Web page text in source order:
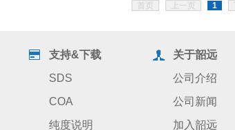
首页 上一页 1
支持&下载
SDS
COA
纯度说明
关于韶远
公司介绍
公司新闻
加入韶远